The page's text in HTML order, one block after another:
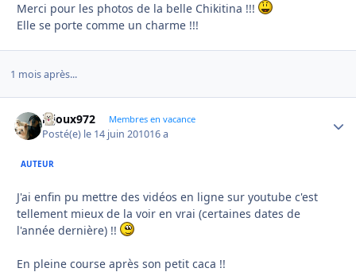
Merci pour les photos de la belle Chikitina !!!
Elle se porte comme un charme !!!
1 mois après...
bijoux972 Membres en vacance
Posté(e) le 14 juin 201016 a
AUTEUR
J'ai enfin pu mettre des vidéos en ligne sur youtube c'est
tellement mieux de la voir en vrai (certaines dates de
l'année dernière) !!
En pleine course après son petit caca !!